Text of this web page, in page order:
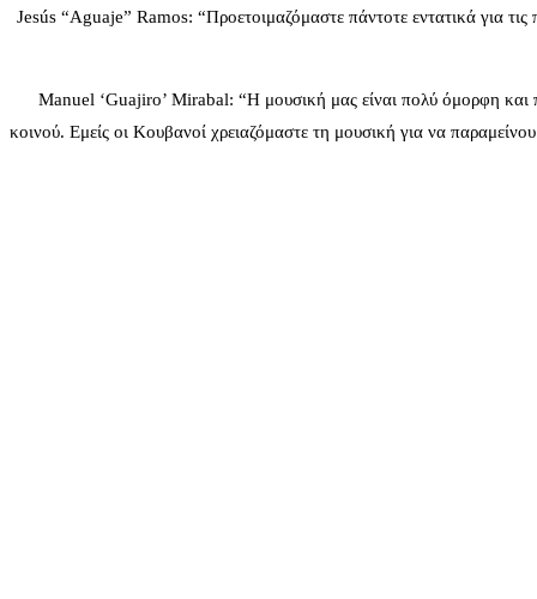
Jesús “Aguaje” Ramos: “Προετοιμαζόμαστε πάντοτε εντατικά για
Manuel ‘Guajiro’ Mirabal: “Η μουσική μας είναι πολύ όμορφη και
κοινού. Εμείς οι Κουβανοί χρειαζόμαστε τη μουσική για να